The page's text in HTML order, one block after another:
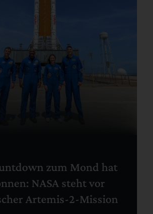
zum Mond hat
NASA steht vor
Artemis-2-Mission